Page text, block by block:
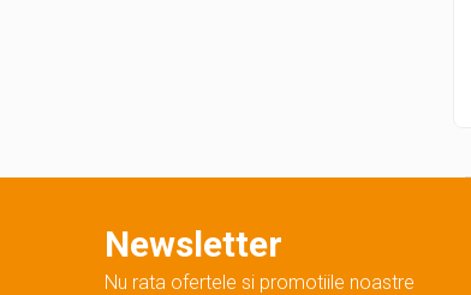
Cutii cadou Craciun
Cutii cadou Paste
Newsletter
Nu rata ofertele si promotiile noastre